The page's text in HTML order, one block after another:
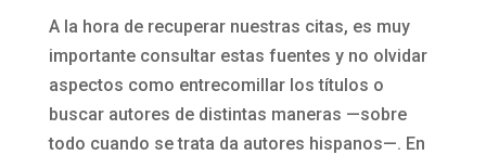
A la hora de recuperar nuestras citas, es muy
importante consultar estas fuentes y no olvidar
aspectos como entrecomillar los títulos o
buscar autores de distintas maneras —sobre
todo cuando se trata da autores hispanos—. En